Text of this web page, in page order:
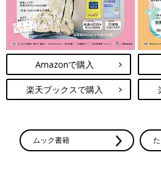
Amazonで購入
楽天ブックスで購入
ムック書籍